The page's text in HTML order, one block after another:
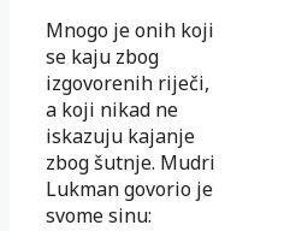
Mnogo je onih koji
se kaju zbog
izgovorenih riječi,
a koji nikad ne
iskazuju kajanje
zbog šutnje. Mudri
Lukman govorio je
svome sinu: